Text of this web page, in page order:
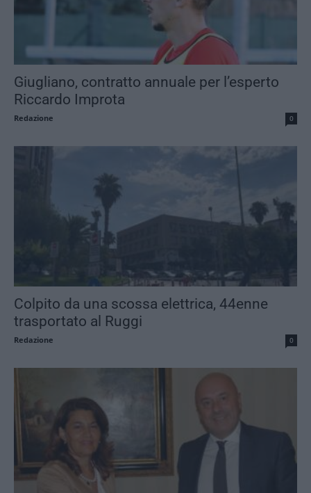
Giugliano, contratto annuale per l’esperto
Riccardo Improta
Redazione 0
Colpito da una scossa elettrica, 44enne
trasportato al Ruggi
Redazione 0